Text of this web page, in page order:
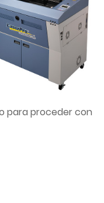
para proceder con